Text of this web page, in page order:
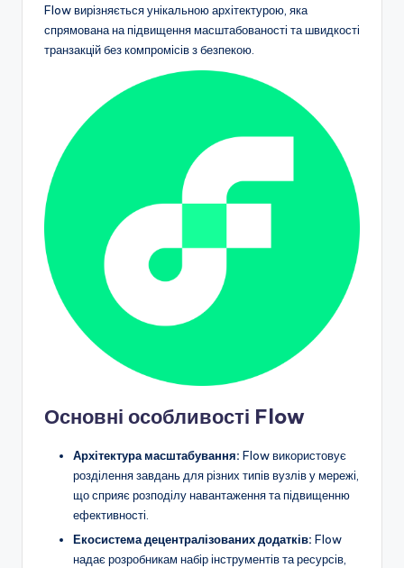
Flow вирізняється унікальною архітектурою, яка
спрямована на підвищення масштабованості та швидкості
транзакцій без компромісів з безпекою.
Основні особливості Flow
Архітектура масштабування: Flow використовує
розділення завдань для різних типів вузлів у мережі,
що сприяє розподілу навантаження та підвищенню
ефективності.
Екосистема децентралізованих додатків: Flow
надає розробникам набір інструментів та ресурсів,